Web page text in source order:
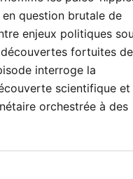
question brutale de
enjeux politiques
fortuites
interroge la
scientifique et
orchestrée à des